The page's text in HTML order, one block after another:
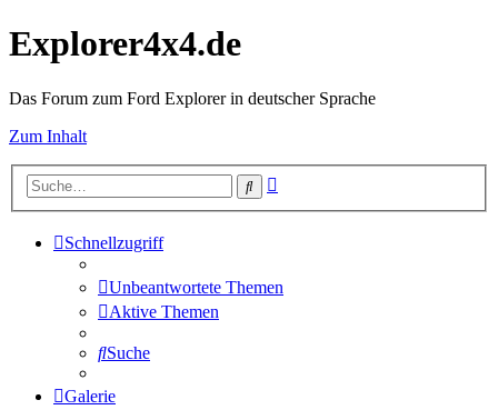
Explorer4x4.de
Das Forum zum Ford Explorer in deutscher Sprache
Zum Inhalt
Suche
Schnellzugriff
Unbeantwortete Themen
Aktive Themen
Suche
Galerie